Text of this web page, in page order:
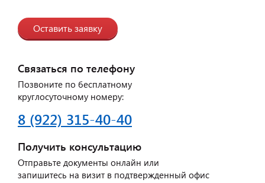
Оставить заявку
Связаться по телефону
Позвоните по бесплатному
круглосуточному номеру:
8 (922) 315-40-40
Получить консультацию
Отправьте документы онлайн или
запишитесь на визит в подтвержденный офис